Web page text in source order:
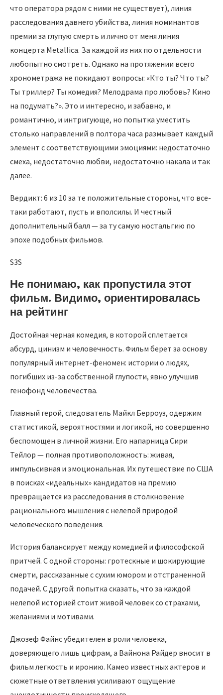
что оператора рядом с ними не существует), линия
расследования давнего убийства, линия номинантов
премии за глупую смерть и лично от меня линия
концерта Metallica. За каждой из них по отдельности
любопытно смотреть. Однако на протяжении всего
хронометража не покидают вопросы: «Кто ты? Что ты?
Ты триллер? Ты комедия? Мелодрама про любовь? Кино
на подумать?». Это и интересно, и забавно, и
романтично, и интригующе, но попытка уместить
столько направлений в полтора часа размывает каждый
элемент с соответствующими эмоциями: недостаточно
смеха, недостаточно любви, недостаточно накала и так
далее.
Вердикт: 6 из 10 за те положительные стороны, что все-
таки работают, пусть и вполсилы. И честный
дополнительный балл — за ту самую ностальгию по
эпохе подобных фильмов.
S3S
Не понимаю, как пропустила этот
фильм. Видимо, ориентировалась
на рейтинг
Достойная черная комедия, в которой сплетается
абсурд, цинизм и человечность. Фильм берет за основу
популярный интернет-феномен: истории о людях,
погибших из-за собственной глупости, явно улучшив
генофонд человечества.
Главный герой, следователь Майкл Берроуз, одержим
статистикой, вероятностями и логикой, но совершенно
беспомощен в личной жизни. Его напарница Сири
Тейлор — полная противоположность: живая,
импульсивная и эмоциональная. Их путешествие по США
в поисках «идеальных» кандидатов на премию
превращается из расследования в столкновение
рационального мышления с нелепой природой
человеческого поведения.
История балансирует между комедией и философской
притчей. С одной стороны: гротескные и шокирующие
смерти, рассказанные с сухим юмором и отстраненной
подачей. С другой: попытка сказать, что за каждой
нелепой историей стоит живой человек со страхами,
желаниями и мотивами.
Джозеф Файнс убедителен в роли человека,
доверяющего лишь цифрам, а Вайнона Райдер вносит в
фильм легкость и иронию. Камео известных актеров и
сюжетные ответвления усиливают ощущение